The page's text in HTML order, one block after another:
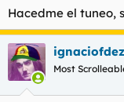
Hacedme el tuneo,
ignaciofdez
Most